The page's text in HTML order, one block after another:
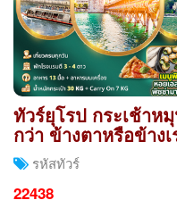
ทัวร์ยุโรป กระเช้าห
กว่า ข้างตาหรือข้าง
รหัสทัวร์
22438